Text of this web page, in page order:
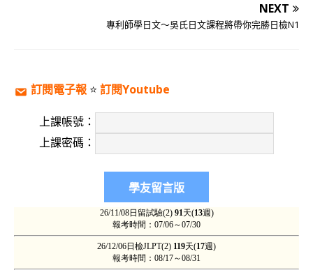
NEXT
專利師學日文～吳氏日文課程將帶你完勝日檢N1
訂閱電子報 ⭐️ 訂閱Youtube
上課帳號：
上課密碼：